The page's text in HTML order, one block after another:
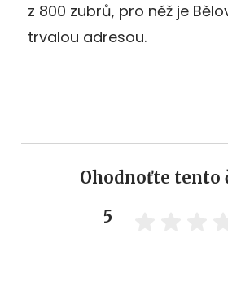
z 800 zubrů, pro něž je
trvalou adresou.
Ohodnoťte tento
5